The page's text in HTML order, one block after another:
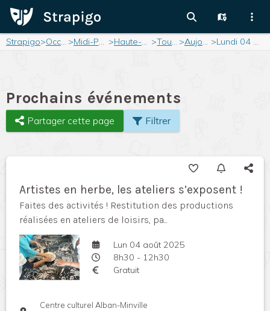
Strapigo> Occitanie > Midi-Pyrénées > Haute-Garonne > Toulouse > Aujourd'hui > Lundi 04 août 2025
Prochains événements
Partager cette page Filtrer
Artistes en herbe, les ateliers s’exposent !
Faites des activités ! Restitution des productions
réalisées en ateliers de loisirs, pa...
Lun 04 août 2025
8h30 - 12h30
Gratuit
Centre culturel Alban-Minville